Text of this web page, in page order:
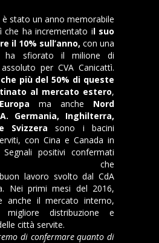
è stato un anno memorabile
che ha incrementato il suo
il 10% sull’anno, con una
ha sfiorato il milione di
per CVA Canicattì.
più del 50% di queste
al mercato estero,
Europa ma anche Nord
Germania, Inghilterra,
Svizzera sono i bacini
con Cina e Canada in
Segnali positivi confermati
che
lavoro svolto dal CdA
Nei primi mesi del 2016,
anche il mercato interno,
distribuzione e
città servite.
di confermare quanto di